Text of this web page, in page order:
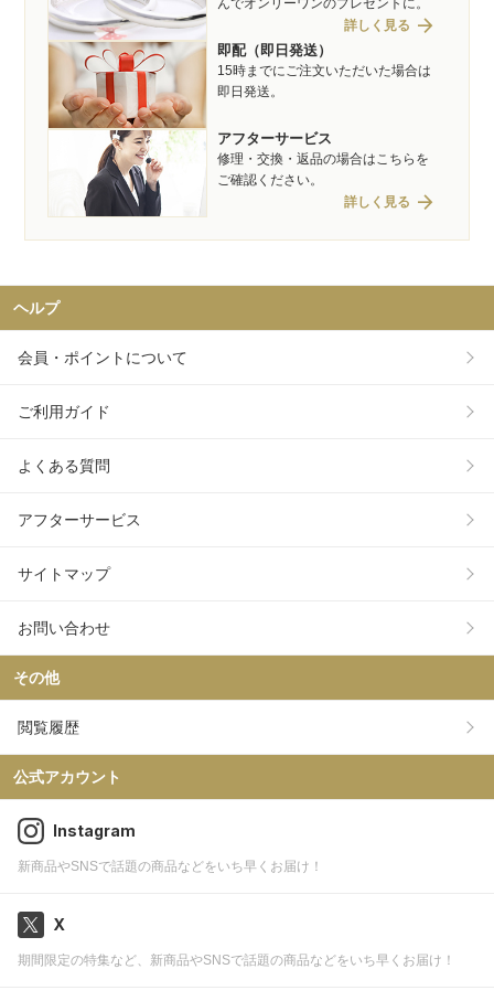
んでオンリーワンのプレゼントに。
詳しく見る arrow_forward
即配（即日発送）
15時までにご注文いただいた場合は
即日発送。
アフターサービス
修理・交換・返品の場合はこちらを
ご確認ください。
詳しく見る arrow_forward
ヘルプ
会員・ポイントについて
ご利用ガイド
よくある質問
アフターサービス
サイトマップ
お問い合わせ
その他
閲覧履歴
公式アカウント
Instagram
新商品やSNSで話題の商品などをいち早くお届け！
X
期間限定の特集など、新商品やSNSで話題の商品などをいち早くお届け！